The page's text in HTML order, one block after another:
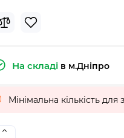
На складі в м.Дніпро
Мінімальна кількість